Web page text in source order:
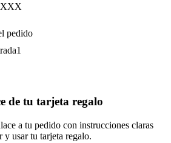
pedido
1
de tu tarjeta regalo
a tu pedido con instrucciones claras
y usar tu tarjeta regalo.